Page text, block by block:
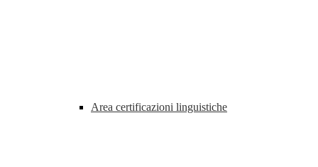
Area certificazioni linguistiche